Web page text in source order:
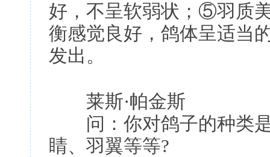
好，不呈软弱状；⑤羽质
衡感觉良好，鸽体呈适当
发出。
莱斯·帕金斯
问：你对鸽子的种类是
睛、羽翼等等?